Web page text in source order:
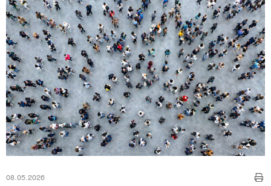
08.05.2026